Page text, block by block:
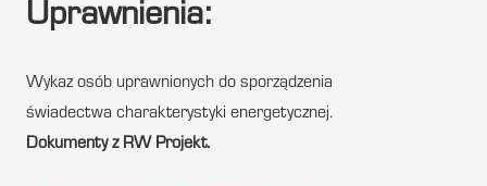
Uprawnienia:
Wykaz osób uprawnionych do sporządzenia
świadectwa charakterystyki energetycznej.
Dokumenty z RW Projekt.